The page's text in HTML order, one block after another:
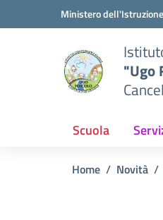
Vai ai contenuti
Vai al menu di navigazione
Ministero
"Ugo
Scuola
Home Novità